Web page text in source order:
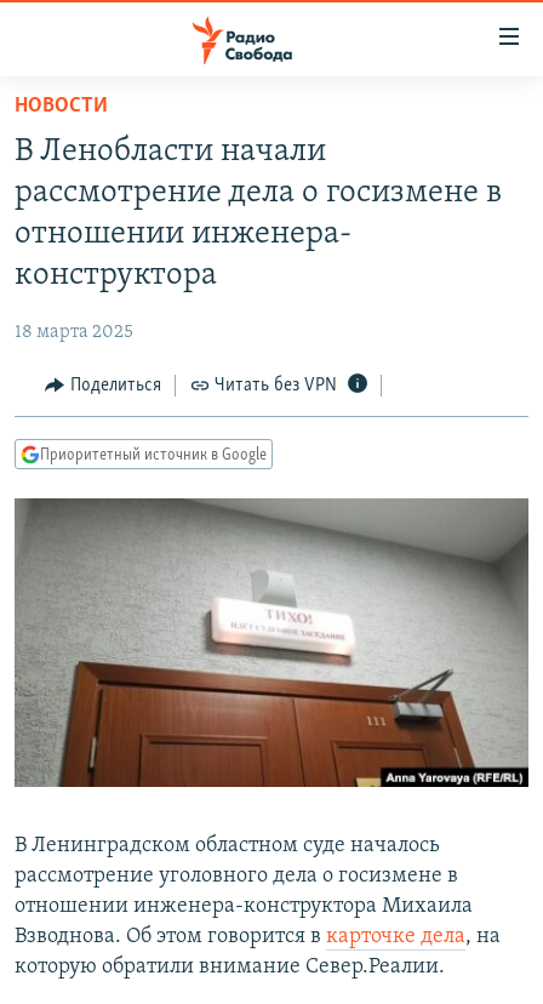
упрощенного
доступа
основному
содержанию
навигации
Вернутся
ПРОГРАММЫ
АВТОРСКИЕ ПРОЕКТЫ
КУЛЬТУРА
IDEL.РЕАЛИИ
КАВКАЗ.РЕАЛИИ
СИБИРЬ.РЕАЛИИ
РАСПИСАНИЕ ВЕЩАНИЯ
ПОДПИШИТЕСЬ НА РАССЫЛКУ
СОЦИАЛЬНЫЕ СЕТИ
Все сайты РСЕ/РС
НОВОСТИ
В Ленобласти начали
рассмотрение дела о госизмене в
отношении инженера-
конструктора
18 марта 2025
Поделиться Читать без VPN
Приоритетный источник в Google
В Ленинградском областном суде началось
рассмотрение уголовного дела о госизмене в
отношении инженера-конструктора Михаила
Взводнова. Об этом говорится в карточке дела, на
которую обратили внимание Север.Реалии.